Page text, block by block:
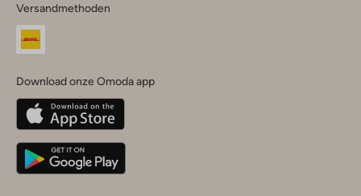
dein
Land
Belgique(Français)
Deutschland
Versandmethoden
Download onze Omoda app